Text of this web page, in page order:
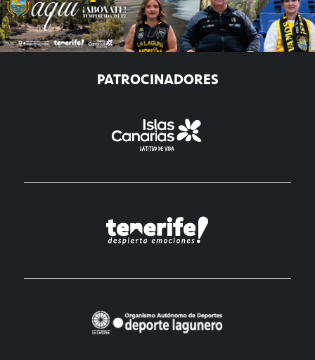
PATROCINADORES